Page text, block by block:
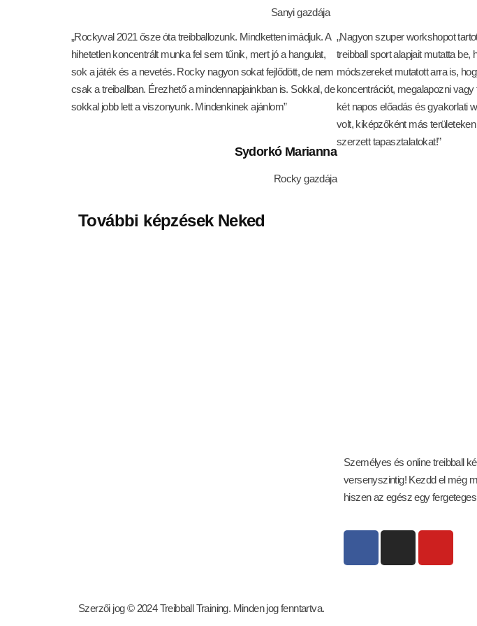
Sanyi gazdája
„Rockyval 2021 ősze óta treibballozunk. Mindketten imádjuk. A
hihetetlen koncentrált munka fel sem tűnik, mert jó a hangulat,
sok a játék és a nevetés. Rocky nagyon sokat fejlődött, de nem
csak a treiballban. Érezhető a mindennapjainkban is. Sokkal, de
sokkal jobb lett a viszonyunk. Mindenkinek ajánlom”
Sydorkó Marianna
Rocky gazdája
„Nagyon szuper workshopot
treibball sport alapjait mutatta be,
módszereket mutatott arra is,
koncentrációt, megalapozni vagy
két napos előadás és gyakorlati
volt, kiképzőként más
szerzett tapasztalatokat!”
További képzések Neked
Személyes és online treibball
versenyszintig! Kezdd el még
hiszen az egész egy
Szerzői jog © 2024 Treibball Training. Minden jog fenntartva.